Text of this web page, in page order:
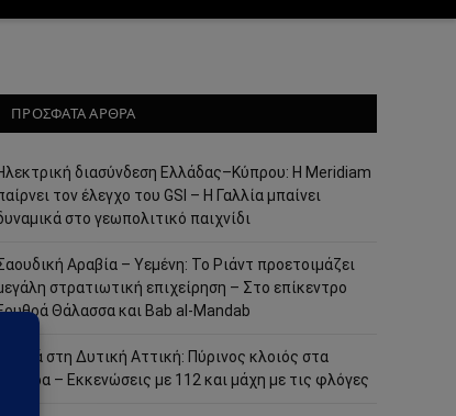
ΠΡΟΣΦΑΤΑ ΑΡΘΡΑ
διασύνδεση Ελλάδας–Κύπρου: Η Meridiam
τον έλεγχο του GSI – Η Γαλλία μπαίνει
στο γεωπολιτικό παιχνίδι
Αραβία – Υεμένη: Το Ριάντ προετοιμάζει
στρατιωτική επιχείρηση – Στο επίκεντρο
Θάλασσα και Bab al-Mandab
Φωτιά στη Δυτική Αττική: Πύρινος κλοιός στα
Μέγαρα – Εκκενώσεις με 112 και μάχη με τις φλόγες